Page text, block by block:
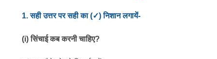
1.सही उत्तर पर सही का (✓) निशान लगायें-
(i)सिंचाई कब करनी चाहिए?